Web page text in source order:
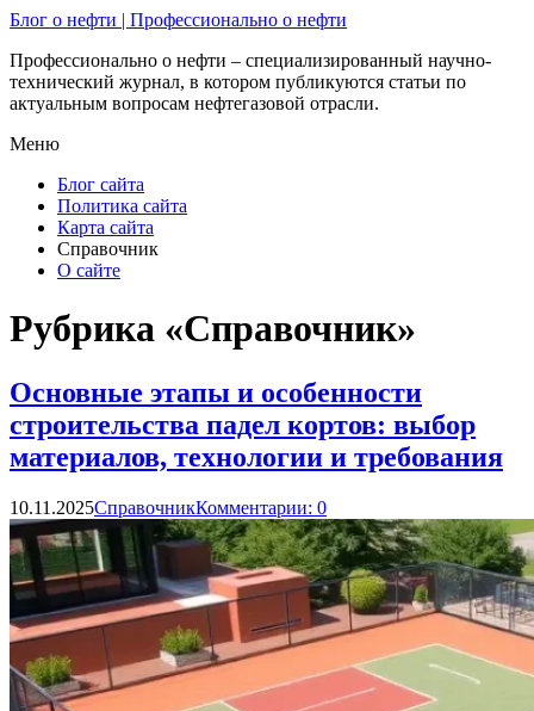
Блог о нефти | Профессионально о нефти
Профессионально о нефти – специализированный научно-
технический журнал, в котором публикуются статьи по
актуальным вопросам нефтегазовой отрасли.
Меню
Блог сайта
Политика сайта
Карта сайта
Справочник
О сайте
Рубрика «Справочник»
Основные этапы и особенности
строительства падел кортов: выбор
материалов, технологии и требования
10.11.2025СправочникКомментарии: 0